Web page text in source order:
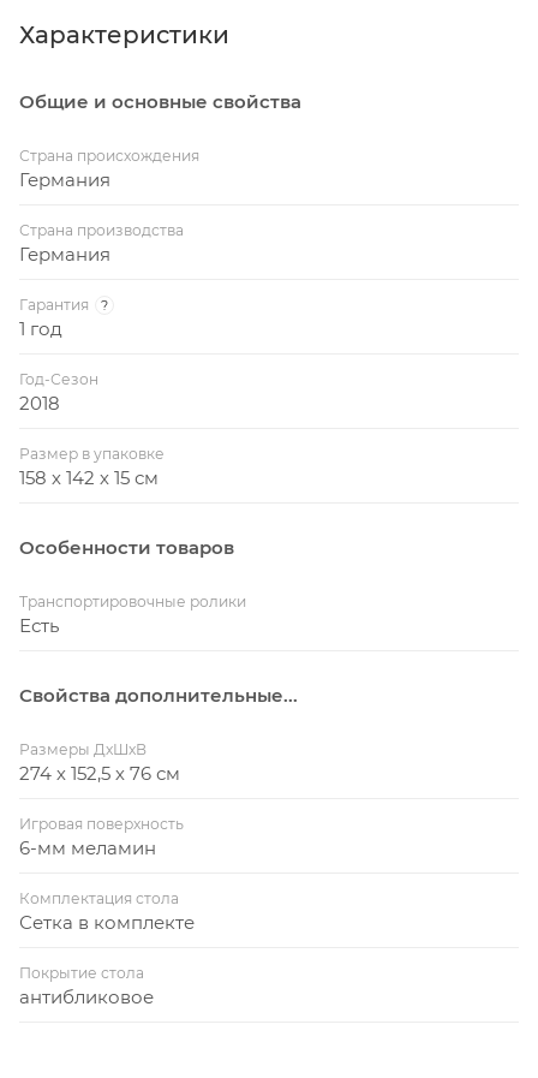
Стальной профиль рамы: 50 х 30 мм
Диаматер колесиков: 128 мм
Характеристики
Общие и основные свойства
Страна происхождения
Германия
Страна производства
Германия
Гарантия ?
1 год
Год-Сезон
2018
Размер в упаковке
158 х 142 х 15 см
Особенности товаров
Транспортировочные ролики
Есть
Свойства дополнительные...
Размеры ДхШхВ
274 х 152,5 х 76 см
Игровая поверхность
6-мм меламин
Комплектация стола
Сетка в комплекте
Покрытие стола
антибликовое